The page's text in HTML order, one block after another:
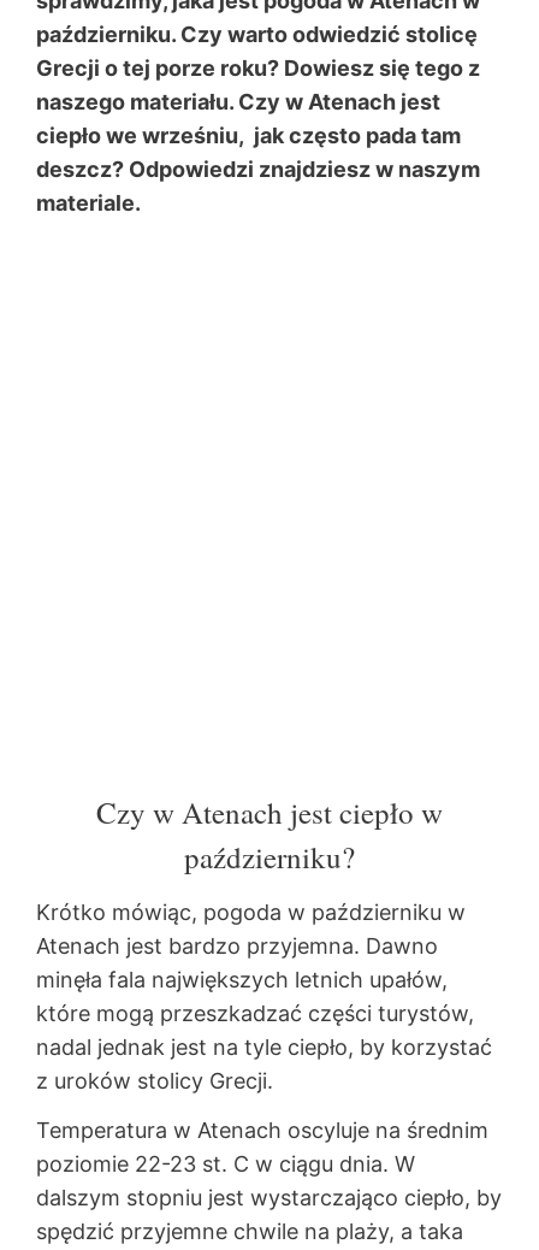
październiku. Czy warto odwiedzić stolicę
Grecji o tej porze roku? Dowiesz się tego z
naszego materiału. Czy w Atenach jest
ciepło we wrześniu, jak często pada tam
deszcz? Odpowiedzi znajdziesz w naszym
materiale.
Czy w Atenach jest ciepło w
październiku?
Krótko mówiąc, pogoda w październiku w
Atenach jest bardzo przyjemna. Dawno
minęła fala największych letnich upałów,
które mogą przeszkadzać części turystów,
nadal jednak jest na tyle ciepło, by korzystać
z uroków stolicy Grecji.
Temperatura w Atenach oscyluje na średnim
poziomie 22-23 st. C w ciągu dnia. W
dalszym stopniu jest wystarczająco ciepło, by
spędzić przyjemne chwile na plaży, a taka